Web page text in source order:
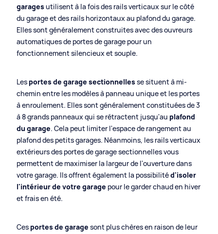
garages utilisent à la fois des rails verticaux sur le côté
du garage et des rails horizontaux au plafond du garage.
Elles sont généralement construites avec des ouvreurs
automatiques de portes de garage pour un
fonctionnement silencieux et souple.
Les portes de garage sectionnelles se situent à mi-
chemin entre les modèles à panneau unique et les portes
à enroulement. Elles sont généralement constituées de 3
à 8 grands panneaux qui se rétractent jusqu'au plafond
du garage. Cela peut limiter l'espace de rangement au
plafond des petits garages. Néanmoins, les rails verticaux
extérieurs des portes de garage sectionnelles vous
permettent de maximiser la largeur de l'ouverture dans
votre garage. Ils offrent également la possibilitéd'isoler
l'intérieur de votre garage pour le garder chaud en hiver
et frais en été.
Ces portes de garage sont plus chères en raison de leur